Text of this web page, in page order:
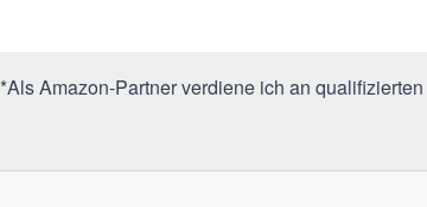
*Als Amazon-Partner verdiene ich an